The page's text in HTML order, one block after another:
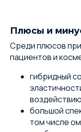
Плюсы и
Среди плюсов
пациентов и
гибридный
большой
том числе